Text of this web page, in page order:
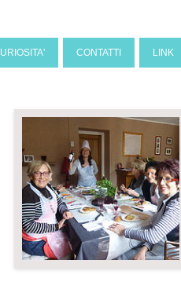
LINK
CONTATTI